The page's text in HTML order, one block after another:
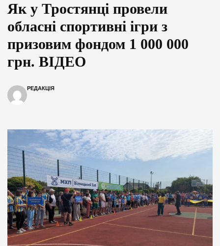
Як у Тростянці провели
обласні спортивні ігри з
призовим фондом 1 000 000
грн. ВІДЕО
РЕДАКЦІЯ